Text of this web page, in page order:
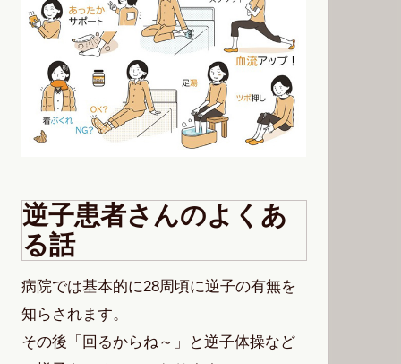
逆子患者さんのよくあ
る話
病院では基本的に28周頃に逆子の有無を
知らされます。
その後「回るからね～」と逆子体操など